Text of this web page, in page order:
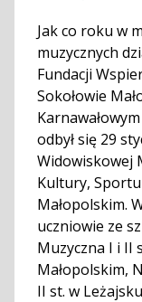
Jak co roku w
muzycznych
Fundacji
Sokołowie
odbył się 29
Widowiskowej
Kultury, Sportu
Małopolskim.
uczniowie ze
Muzyczna I i II
Małopolskim,
II st. w